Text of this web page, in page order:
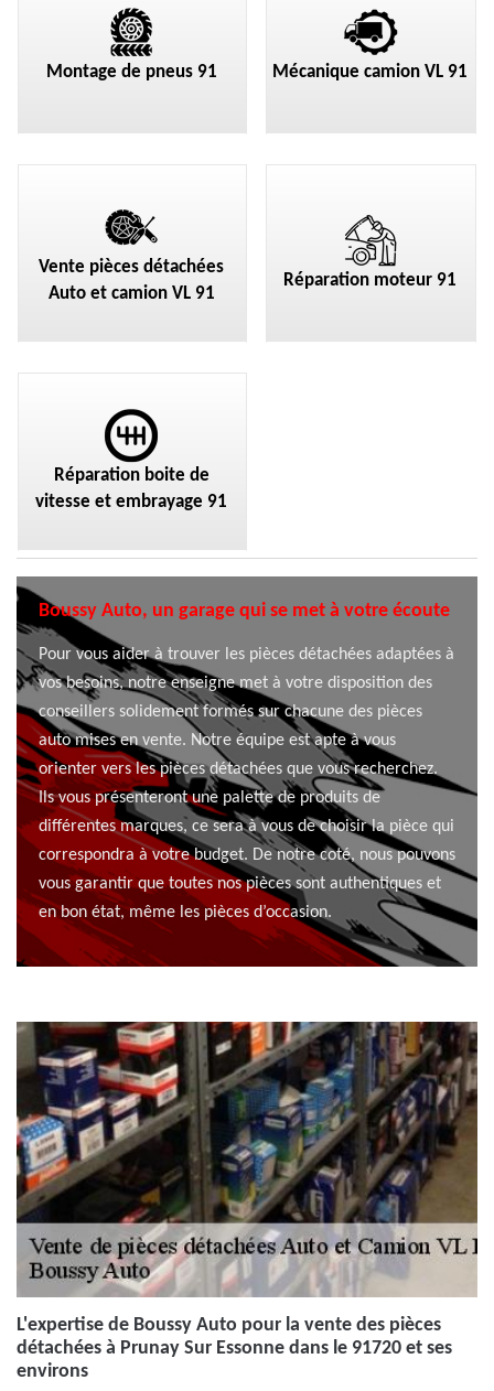
Montage de pneus 91 Mécanique camion VL 91
Vente pièces détachées
Auto et camion VL 91
Réparation moteur 91
Réparation boite de
vitesse et embrayage 91
Boussy Auto, un garage qui se met à votre écoute
Pour vous aider à trouver les pièces détachées adaptées à
vos besoins, notre enseigne met à votre disposition des
conseillers solidement formés sur chacune des pièces
auto mises en vente. Notre équipe est apte à vous
orienter vers les pièces détachées que vous recherchez.
Ils vous présenteront une palette de produits de
différentes marques, ce sera à vous de choisir la pièce qui
correspondra à votre budget. De notre coté, nous pouvons
vous garantir que toutes nos pièces sont authentiques et
en bon état, même les pièces d’occasion.
L'expertise de Boussy Auto pour la vente des pièces
détachées à Prunay Sur Essonne dans le 91720 et ses
environs